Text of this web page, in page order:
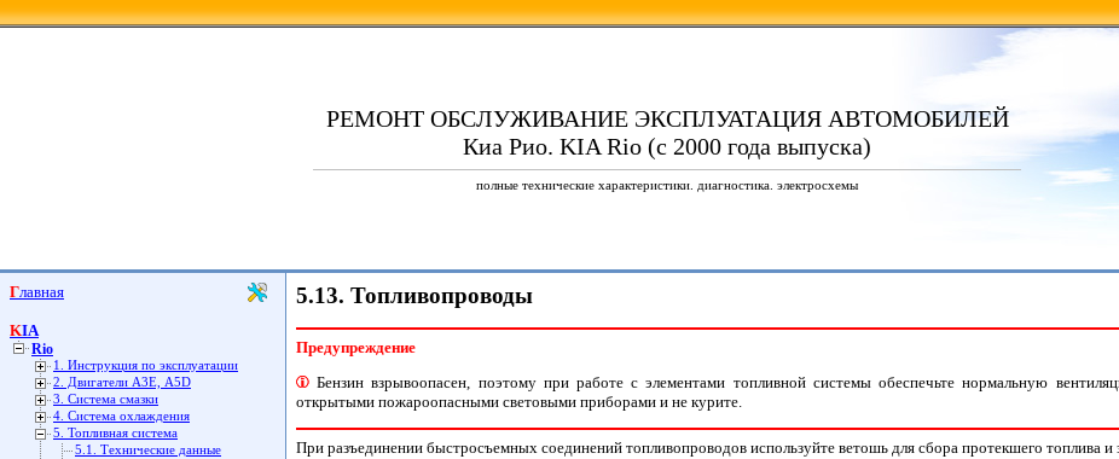
РЕМОНТ ОБСЛУЖИВАНИЕ ЭКСПЛУАТАЦИЯ АВТОМОБИЛЕЙ
Киа Рио. KIA Rio (с 2000 года выпуска)
полные технические характеристики. диагностика. электросхемы
Главная
KIA
Rio
1. Инструкция по эксплуатации
2. Двигатели А3Е, А5D
3. Система смазки
4. Система охлаждения
5. Топливная система
5.1. Технические данные
5.13. Топливопроводы
Предупреждение
Бензин взрывоопасен, поэтому при работе с элементами топливной системы обеспечьте нормальную
открытыми пожароопасными световыми приборами и не курите.
При разъединении быстросъемных соединений топливопроводов используйте ветошь для сбора протекшего топлива